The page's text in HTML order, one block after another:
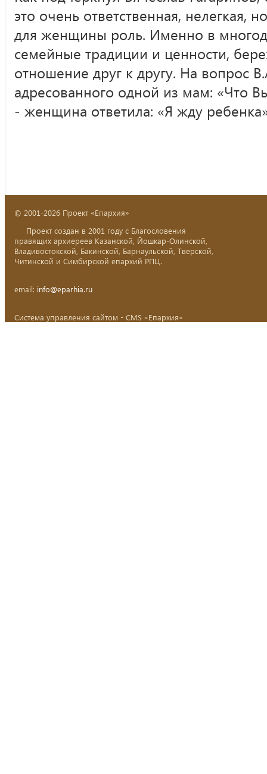
это очень ответственная, нелегкая,
для женщины роль. Именно в
семейные традиции и ценности,
отношение друг к другу. На вопрос
адресованного одной из мам: «Что
- женщина ответила: «Я жду
© 2001-2026 Проект «Епархия»
Проект создан в 2001 году с Благословения
правящих архиереев Казанской, Йошкар-Олинской,
Владивостокской, Бакинской, Барнаульской, Тверской,
Читинской и Симбирской епархий РПЦ.
email: info@eparhia.ru
Система управления сайтом - CMS «Епархия»